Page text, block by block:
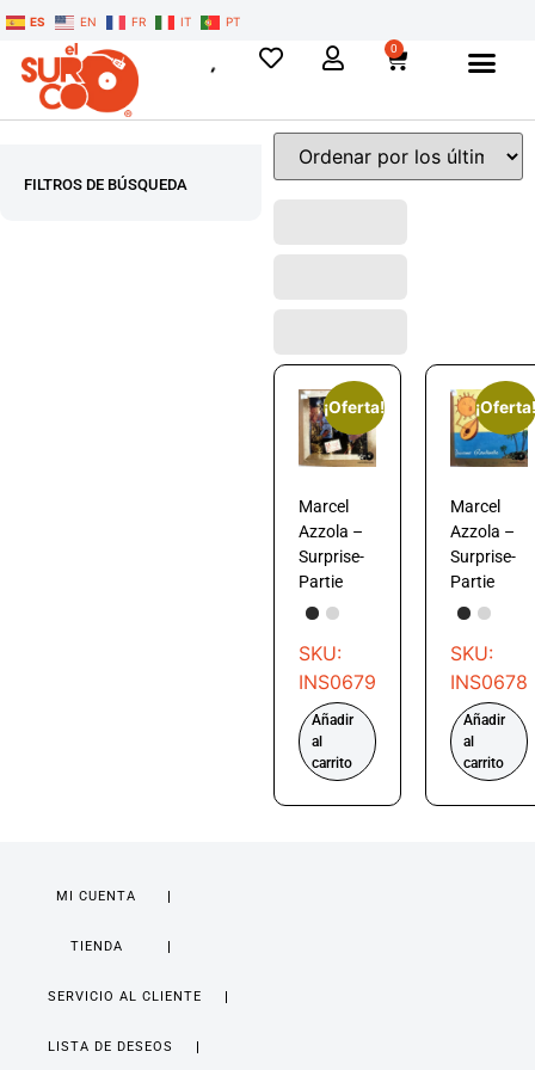
ES EN FR IT PT
0
FILTROS DE BÚSQUEDA
¡Oferta!
Marcel
Azzola –
Surprise-
Partie
SKU:
INS0679
Añadir
al
carrito
¡Oferta!
Marcel
Azzola –
Surprise-
Partie
SKU:
INS0678
Añadir
al
carrito
MI CUENTA
TIENDA
SERVICIO AL CLIENTE
LISTA DE DESEOS